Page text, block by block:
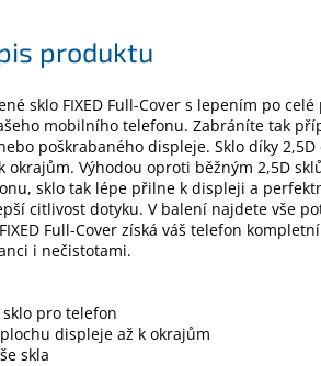
produktu
sklo FIXED Full-Cover s lepením po
mobilního telefonu. Zabráníte tak
poškrabaného displeje. Sklo díky
okrajům. Výhodou oproti běžným 2,5D
sklo tak lépe přilne k displeji a
citlivost dotyku. V balení najdete vše
Full-Cover získá váš telefon
i nečistotami.
pro telefon
displeje až k okrajům
skla